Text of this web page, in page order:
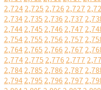
2,7242,725 2,726 2,727
2,7342,735 2,736 2,737
2,7442,745 2,746 2,747
2,7542,755 2,756 2,757
2,7642,765 2,766 2,767
2,7742,775 2,776 2,777
2,7842,785 2,786 2,787
2,7942,795 2,796 2,797